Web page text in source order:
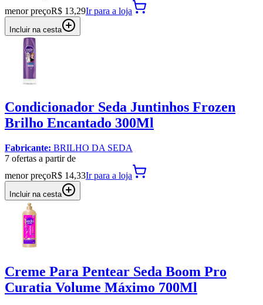
menor preçoR$ 13,29Ir para a loja
Incluir na cesta
Condicionador Seda Juntinhos Frozen
Brilho Encantado 300Ml
Fabricante: BRILHO DA SEDA
7 ofertas a partir de
menor preçoR$ 14,33Ir para a loja
Incluir na cesta
Creme Para Pentear Seda Boom Pro
Curatia Volume Máximo 700Ml